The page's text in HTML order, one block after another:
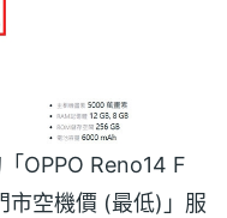
OPPO Reno14 F
市空機價 (最低)」服